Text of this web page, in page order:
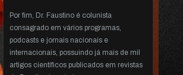
Por fim, Dr. Faustino é colunista
consagrado em vários programas,
podcasts e jornais nacionais e
internacionais, possuindo já mais de mil
artigos científicos publicados em revistas